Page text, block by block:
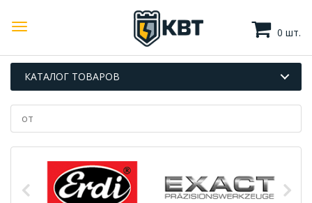
0 шт.
КАТАЛОГ ТОВАРОВ